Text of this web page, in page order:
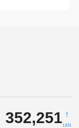
352,251 ↑
1,621